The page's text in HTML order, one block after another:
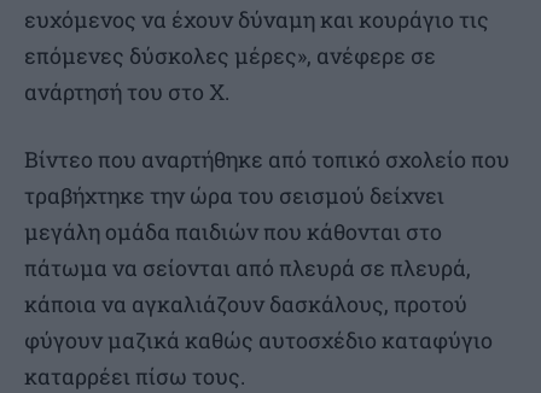
ευχόμενος να έχουν δύναμη και κουράγιο τις
επόμενες δύσκολες μέρες», ανέφερε σε
ανάρτησή του στο X.
Βίντεο που αναρτήθηκε από τοπικό σχολείο που
τραβήχτηκε την ώρα του σεισμού δείχνει
μεγάλη ομάδα παιδιών που κάθονται στο
πάτωμα να σείονται από πλευρά σε πλευρά,
κάποια να αγκαλιάζουν δασκάλους, προτού
φύγουν μαζικά καθώς αυτοσχέδιο καταφύγιο
καταρρέει πίσω τους.